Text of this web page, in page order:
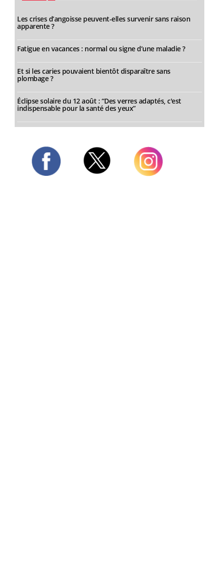
Les crises d’angoisse peuvent-elles survenir sans raison
apparente ?
Fatigue en vacances : normal ou signe d’une maladie ?
Et si les caries pouvaient bientôt disparaître sans
plombage ?
Éclipse solaire du 12 août : “Des verres adaptés, c'est
indispensable pour la santé des yeux”